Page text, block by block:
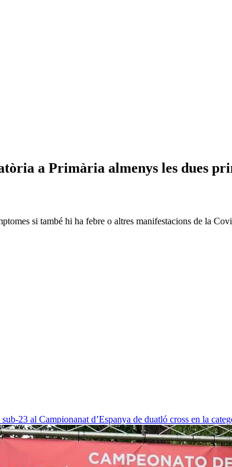
a Primària almenys les dues
si també hi ha febre o altres manifestacions de la
23 al Campionanat d’Espanya de duatló cross en la